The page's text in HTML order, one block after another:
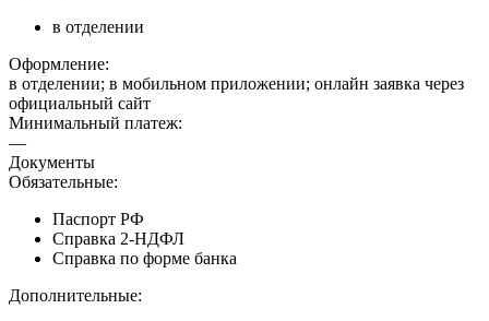
в отделении
Оформление:
в отделении; в мобильном приложении; онлайн заявка через
официальный сайт
Минимальный платеж:
—
Документы
Обязательные:
Паспорт РФ
Справка 2-НДФЛ
Справка по форме банка
Дополнительные: